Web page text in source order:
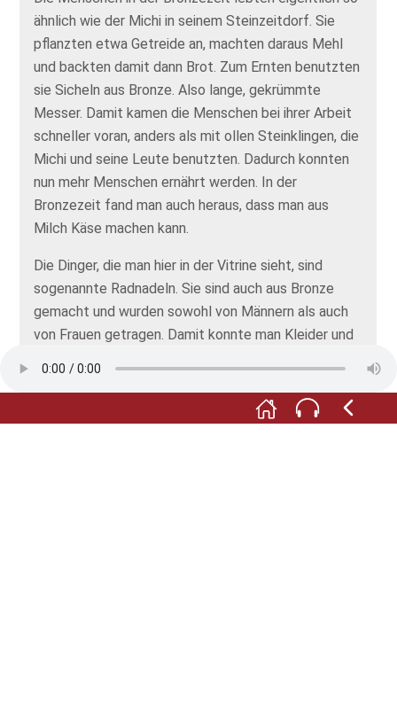
ähnlich wie der Michi in seinem Steinzeitdorf. Sie
pflanzten etwa Getreide an, machten daraus Mehl
und backten damit dann Brot. Zum Ernten benutzten
sie Sicheln aus Bronze. Also lange, gekrümmte
Messer. Damit kamen die Menschen bei ihrer Arbeit
schneller voran, anders als mit ollen Steinklingen, die
Michi und seine Leute benutzten. Dadurch konnten
nun mehr Menschen ernährt werden. In der
Bronzezeit fand man auch heraus, dass man aus
Milch Käse machen kann.
Die Dinger, die man hier in der Vitrine sieht, sind
sogenannte Radnadeln. Sie sind auch aus Bronze
gemacht und wurden sowohl von Männern als auch
von Frauen getragen. Damit konnte man Kleider und
Falls du fragst, warum die so eine komisch grüne
Farbe haben: Das ist Patina! Diese grünliche Schicht